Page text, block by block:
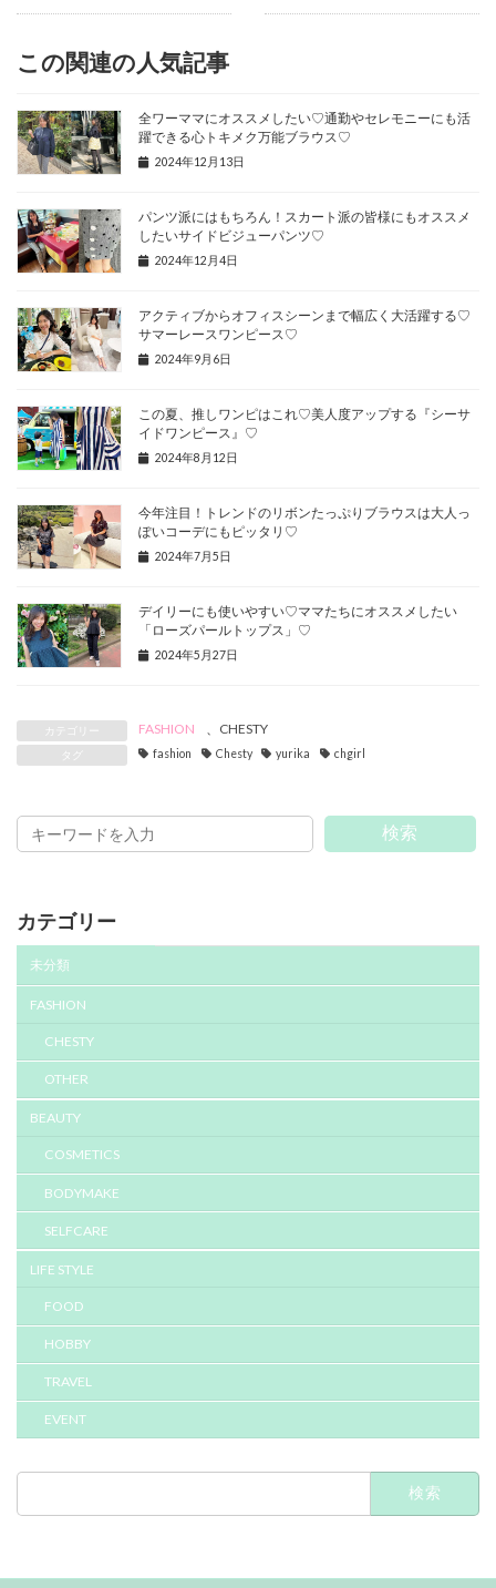
この関連の人気記事
全ワーママにオススメしたい♡通勤やセレモニーにも活
躍できる心トキメク万能ブラウス♡
2024年12月13日
パンツ派にはもちろん！スカート派の皆様にもオススメ
したいサイドビジューパンツ♡
2024年12月4日
アクティブからオフィスシーンまで幅広く大活躍する♡
サマーレースワンピース♡
2024年9月6日
この夏、推しワンピはこれ♡美人度アップする『シーサ
イドワンピース』♡
2024年8月12日
今年注目！トレンドのリボンたっぷりブラウスは大人っ
ぽいコーデにもピッタリ♡
2024年7月5日
デイリーにも使いやすい♡ママたちにオススメしたい
「ローズパールトップス」♡
2024年5月27日
カテゴリー FASHION CHESTY
タグ fashion Chesty yurika chgirl
検索
カテゴリー
未分類
FASHION
CHESTY
OTHER
BEAUTY
COSMETICS
BODYMAKE
SELFCARE
LIFE STYLE
FOOD
HOBBY
TRAVEL
EVENT
検